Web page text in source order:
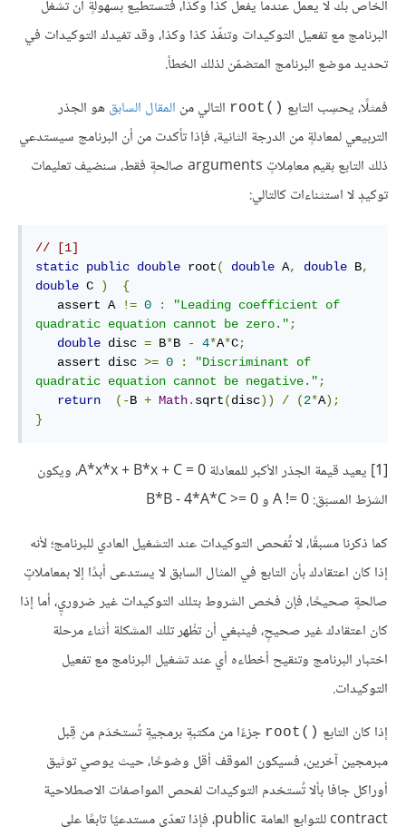
الخاص بك لا يعمل عندما يفعل كذا وكذا، فتستطيع بسهولةٍ أن تشغّل
البرنامج مع تفعيل التوكيدات وتنفّذ كذا وكذا، وقد تفيدك التوكيدات في
تحديد موضع البرنامج المتضمّن لذلك الخطأ.
فمثلًا، يحسِب التابع root()‎ التالي من المقال السابقهو الجذر
التربيعي لمعادلةٍ من الدرجة الثانية، فإذا تأكدت من أن البرنامج سيستدعي
ذلك التابع بقيم معامِلاتٍ arguments صالحةٍ فقط، سنضيف تعليمات
توكيدٍ لا استثناءات كالتالي:
// [1]
static public double root( double A, double B,
double C )
{
   assert A
!= 0 :
"Leading coefficient of
quadratic equation cannot be zero." ;
double disc = B*B - 4*A*C;
   assert disc
>= 0 :
"Discriminant of
quadratic equation cannot be negative." ;
return
(-B + Math. sqrt(disc)) / (2*A);
}
[1] يعيد قيمة الجذر الأكبر للمعادلة A*x*x + B*x + C = 0، ويكون
الشرْط المسبَق: A != 0 و B*B - 4*A*C >= 0
كما ذكرنا مسبقًا، لا تُفحص التوكيدات عند التشغيل العادي للبرنامج؛ لأنه
إذا كان اعتقادك بأن التابع في المثال السابق لا يستدعى أبدًا إلا بمعاملاتٍ
صالحةٍ صحيحًا، فإن فحْص الشروط بتلك التوكيدات غير ضروريٍ، أما إذا
كان اعتقادك غير صحيحٍ، فينبغي أن تظْهر تلك المشكلة أثناء مرحلة
اختبار البرنامج وتنقيح أخطاءه أي عند تشغيل البرنامج مع تفعيل
التوكيدات.
إذا كان التابع root()‎ جزءًا من مكتبةٍ برمجيةٍ تُستخدَم من قِبل
مبرمجين آخرين، فسيكون الموقف أقل وضوحًا، حيث يوصي توثيق
أوراكل جافا بألا تُستخدم التوكيدات لفحص المواصفات الاصطلاحية
contract للتوابع العامة public، فإذا تعدّى مستدعيًا تابعًا على